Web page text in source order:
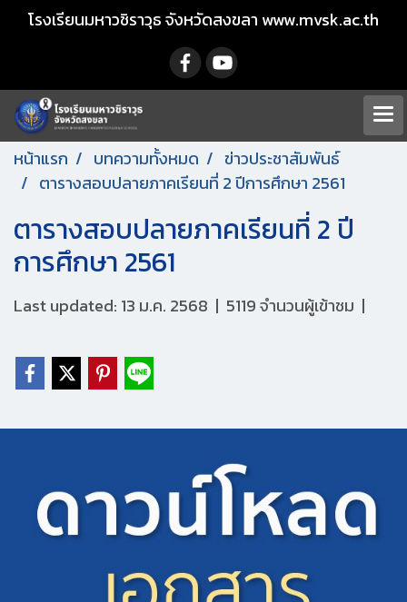
โรงเรียนมหาวชิราวุธ จังหวัดสงขลา www.mvsk.ac.th
หน้าแรก บทความทั้งหมด
ข่าวประชาสัมพันธ์
ตารางสอบปลายภาคเรียนที่ 2 ปีการศึกษา 2561
ตารางสอบปลายภาคเรียนที่ 2 ปี
การศึกษา 2561
Last updated: 13 ม.ค. 2568 | 5119 จำนวนผู้เข้าชม |